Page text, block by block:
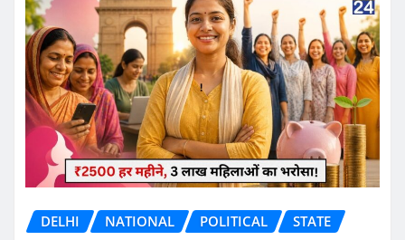
DELHI NATIONAL POLITICAL STATE